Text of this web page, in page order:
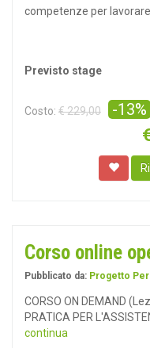
competenze per
Previsto stage
Costo: € 229,00 -13%
Corso online
Pubblicato da: Progetto
CORSO ON DEMAND
PRATICA PER
continua